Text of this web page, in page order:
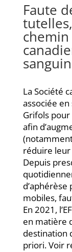
Faute
tutelles,
chemin
La Société
associée
Grifols
afin
réduire leur
Depuis
mobiles,
En 2021,
en matière
destination
priori. Voir